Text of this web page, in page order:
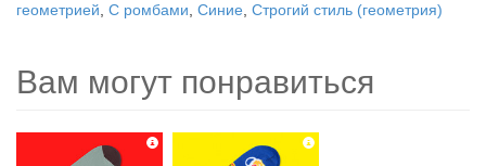
геометрией С ромбами Синие Строгий стиль (геометрия)
Вам могут понравиться